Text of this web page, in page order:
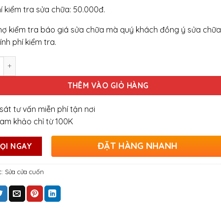
kiểm tra sửa chữa: 50.000đ.
kiểm tra báo giá sửa chữa mà quý khách đồng ý sửa
phí kiểm tra.
THÊM VÀO GIỎ HÀNG
tư vấn miễn phí tận nơi
khảo chỉ từ 100K
NGAY ĐẶT HÀNG NHANH
Sửa cửa cuốn